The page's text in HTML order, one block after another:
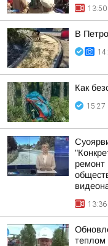
13:50
В
Как
15:27
ремонт
13:36
теплом